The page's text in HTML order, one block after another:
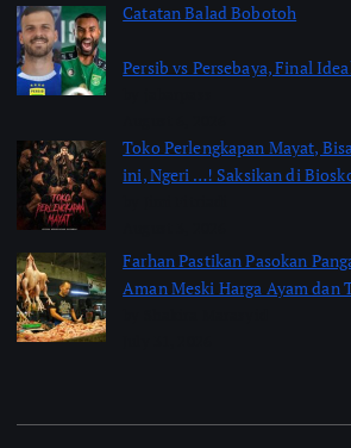
Catatan Balad Bobotoh
Persib vs Persebaya, Final
Toko Perlengkapan Mayat,
ini, Ngeri …! Saksikan di
Farhan Pastikan Pasokan
Aman Meski Harga Ayam dan